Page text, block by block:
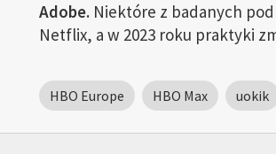
Adobe.Niektóre z badanych
Netflix, a w 2023 roku praktyki
HBO Europe HBO Max uokik